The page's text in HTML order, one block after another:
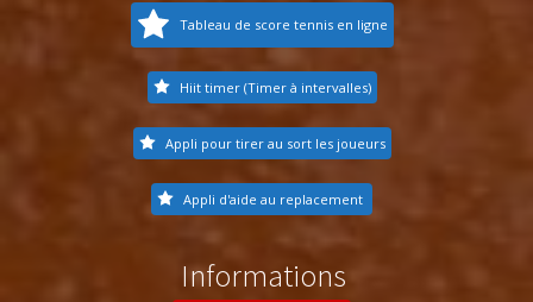
Tableau de score tennis en ligne
Hiit timer (Timer à intervalles)
Appli pour tirer au sort les joueurs
Appli d'aide au replacement
Informations